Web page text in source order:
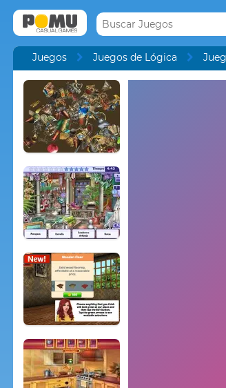
Juegos Juegos de Lógica